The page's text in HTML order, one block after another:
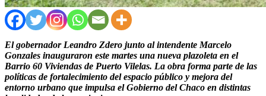
El gobernador Leandro Zdero junto al intendente Marcelo
Gonzales inauguraron este martes una nueva plazoleta en el
Barrio 60 Viviendas de Puerto Vilelas. La obra forma parte de las
políticas de fortalecimiento del espacio público y mejora del
entorno urbano que impulsa el Gobierno del Chaco en distintas